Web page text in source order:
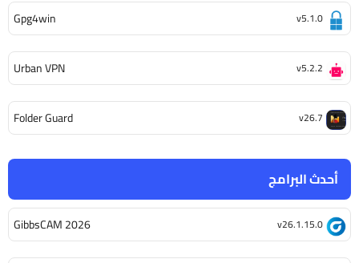
أحدث البرامج
GibbsCAM 2026 v26.1.15.0
Gpg4win v5.1.0
Urban VPN v5.2.2
Folder Guard v26.7